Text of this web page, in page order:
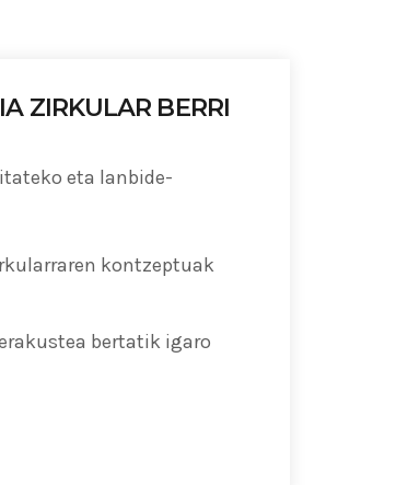
2020 jardunaldiak
enpresen ingurumen-
lidergoa
ZIRKULAR BERRI
eta lanbide-
kontzeptuak
bertatik igaro